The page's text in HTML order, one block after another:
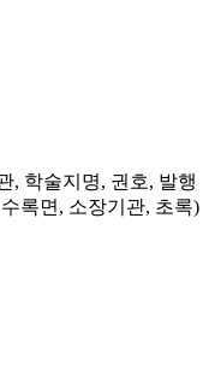
, 학술지명, 권호, 발행
록면, 소장기관, 초록)